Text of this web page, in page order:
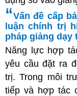
“Vấn đề cấp
luận chính trị
pháp giảng dạy
Năng lực hợp
yêu cầu đặt ra
trị. Trong môi
tiếp và hợp tác